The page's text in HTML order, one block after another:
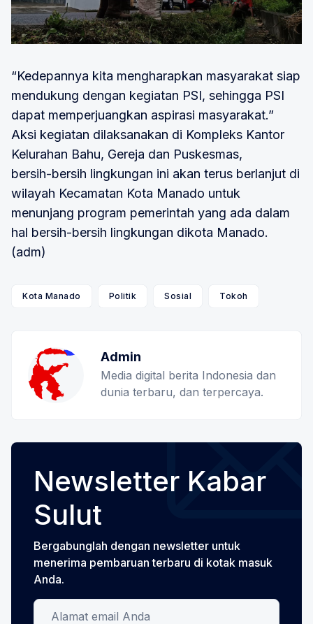
“Kedepannya kita mengharapkan masyarakat siap
mendukung dengan kegiatan PSI, sehingga PSI
dapat memperjuangkan aspirasi masyarakat.”
Aksi kegiatan dilaksanakan di Kompleks Kantor
Kelurahan Bahu, Gereja dan Puskesmas,
bersih-bersih lingkungan ini akan terus berlanjut di
wilayah Kecamatan Kota Manado untuk
menunjang program pemerintah yang ada dalam
hal bersih-bersih lingkungan dikota Manado.
(adm)
Kota Manado Politik Sosial Tokoh
Admin
Media digital berita Indonesia dan
dunia terbaru, dan terpercaya.
Newsletter Kabar
Sulut
Bergabunglah dengan newsletter untuk
menerima pembaruan terbaru di kotak masuk
Anda.
Alamat email Anda